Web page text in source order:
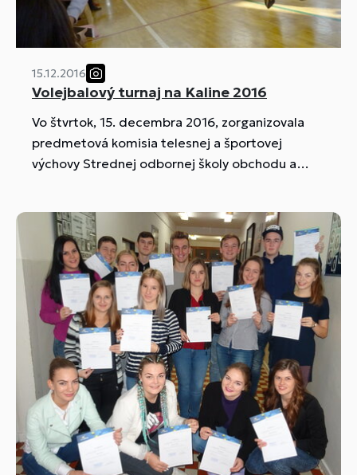
15.12.2016
Volejbalový turnaj na Kaline 2016
Vo štvrtok, 15. decembra 2016, zorganizovala
predmetová komisia telesnej a športovej
výchovy Strednej odbornej školy obchodu a
v ktorej si svoje sily zmeralo sto žiakov zo
štrnástich tried na tradičnom volejbalovom
turnaji Kaliny.